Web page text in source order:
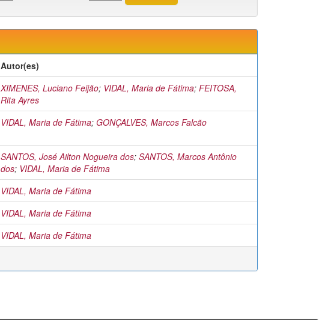
Autor(es)
XIMENES, Luciano Feijão; VIDAL, Maria de Fátima; FEITOSA,
Rita Ayres
VIDAL, Maria de Fátima; GONÇALVES, Marcos Falcão
SANTOS, José Ailton Nogueira dos; SANTOS, Marcos Antônio
dos; VIDAL, Maria de Fátima
VIDAL, Maria de Fátima
VIDAL, Maria de Fátima
VIDAL, Maria de Fátima